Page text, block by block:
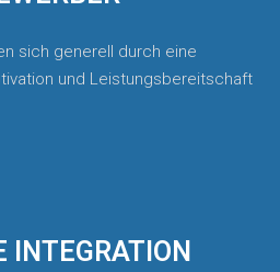
sich generell durch eine
und Leistungsbereitschaft
INTEGRATION